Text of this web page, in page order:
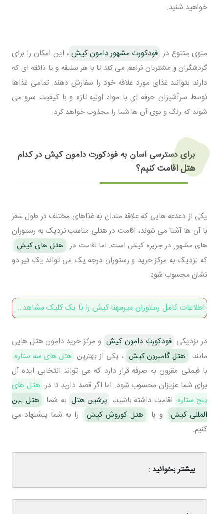
خواهید شنید.
منوی متنوع در فودکورت مشهور دامون کیش ، این امکان را برای
گردشگران و مشتریان فراهم می کند تا با هر سلیقه و یا ذائقه ای که
دارند بتوانند غذای مورد علاقه خود را سفارش دهند. تمامی غذاها
توسط سرآشپزان حرفه ای با مواد اولیه تازه و با کیفیت سرو می
شوند که رنگ و بوی آن ها شما را مجذوب خواهد کرد.
برای دسترسی آسان به فودکورت دامون کیش در کدام
هتل اقامت کنیم؟
یکی از دغدغه هایی که علاقه مندان به غذاهای مختلف در طول سفر
با آن ها آشنا می شوند، اقامت در هتلی مناسب نزدیک به رستوران
های مشهور در جزیره کیش است. اما اقامت در هتل های کیش
که نزدیک به مرکز خرید و رستوران درجه یک می تواند یک تیر دو
نشان محسوب شود.
اطلاعات کامل رستوران میرمهنا کیش را با یک کلیک مشاهده کنید
در نزدیکی فودکورت دامون کیش و مرکز خرید دامون هتل هایی
مانند
هتل گامبرون کیش ، یکی از بهترین هتل های سه ستاره
با قیمتی مقرون به صرفه قرار دارد که می تواند انتخابی ایده آل
برای شما عزیزان محسوب شود. اما اگر قصد دارید تا در هتل های
پنج ستاره اقامت داشته باشید، پرشین هتل به شما
هتل بین
المللی کیش
و یا هتل کوروش کیش
را به شما پیشنهاد می
کنیم.
بیشتر بخوانید :